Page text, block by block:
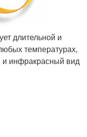
длительной и
температурах,
и инфракрасный вид